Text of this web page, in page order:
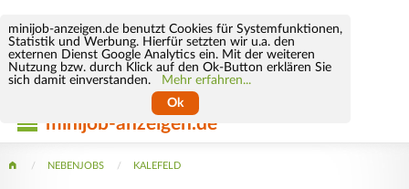
minijob-anzeigen.de benutzt Cookies für Systemfunktionen,
Statistik und Werbung. Hierfür setzten wir u.a. den
externen Dienst Google Analytics ein. Mit der weiteren
Nutzung bzw. durch Klick auf den Ok-Button erklären Sie
sich damit einverstanden.
Mehr erfahren...
Ok
minijob-anzeigen.de
NEBENJOBS KALEFELD